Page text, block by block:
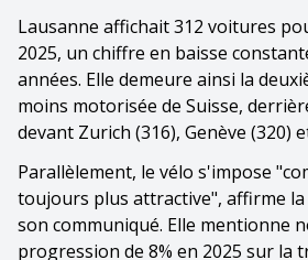
Lausanne affichait 312 voitures
2025, un chiffre en baisse
années. Elle demeure ainsi la
moins motorisée de Suisse,
devant Zurich (316), Genève (320)
Parallèlement, le vélo s'impose
toujours plus attractive", affirme
son communiqué. Elle mentionne
progression de 8% en 2025 sur la